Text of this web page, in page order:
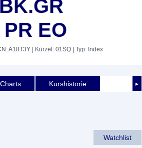
EO
A18T3Y | Kürzel: 01SQ | Typ: Index
►
Charts Kurshistorie
Watchlist